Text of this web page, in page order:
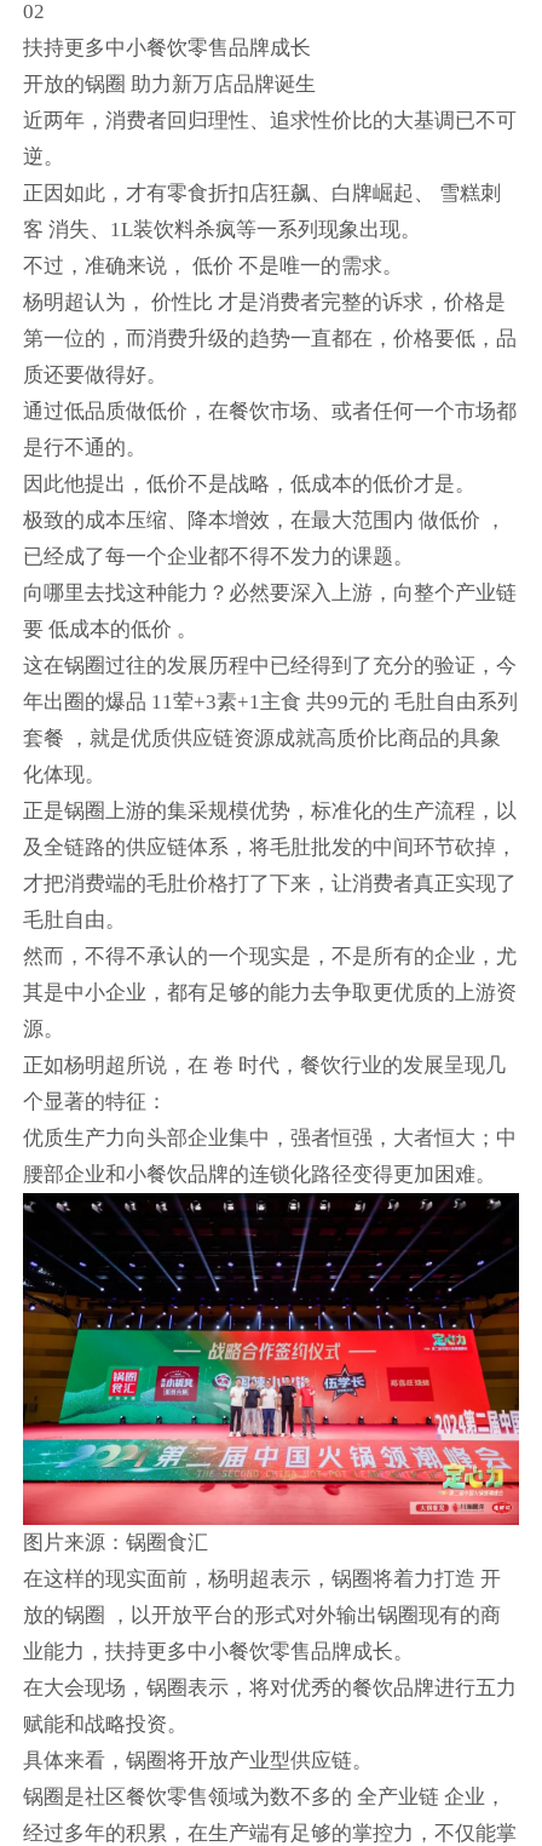
02
扶持更多中小餐饮零售品牌成长
开放的锅圈 助力新万店品牌诞生
近两年，消费者回归理性、追求性价比的大基调已不可
逆。
正因如此，才有零食折扣店狂飙、白牌崛起、 雪糕刺
客 消失、1L装饮料杀疯等一系列现象出现。
不过，准确来说， 低价 不是唯一的需求。
杨明超认为， 价性比 才是消费者完整的诉求，价格是
第一位的，而消费升级的趋势一直都在，价格要低，品
质还要做得好。
通过低品质做低价，在餐饮市场、或者任何一个市场都
是行不通的。
因此他提出，低价不是战略，低成本的低价才是。
极致的成本压缩、降本增效，在最大范围内 做低价 ，
已经成了每一个企业都不得不发力的课题。
向哪里去找这种能力？必然要深入上游，向整个产业链
要 低成本的低价 。
这在锅圈过往的发展历程中已经得到了充分的验证，今
年出圈的爆品 11荤+3素+1主食 共99元的 毛肚自由系列
套餐 ，就是优质供应链资源成就高质价比商品的具象
化体现。
正是锅圈上游的集采规模优势，标准化的生产流程，以
及全链路的供应链体系，将毛肚批发的中间环节砍掉，
才把消费端的毛肚价格打了下来，让消费者真正实现了
毛肚自由。
然而，不得不承认的一个现实是，不是所有的企业，尤
其是中小企业，都有足够的能力去争取更优质的上游资
源。
正如杨明超所说，在 卷 时代，餐饮行业的发展呈现几
个显著的特征：
优质生产力向头部企业集中，强者恒强，大者恒大；中
腰部企业和小餐饮品牌的连锁化路径变得更加困难。
图片来源：锅圈食汇
在这样的现实面前，杨明超表示，锅圈将着力打造 开
放的锅圈 ，以开放平台的形式对外输出锅圈现有的商
业能力，扶持更多中小餐饮零售品牌成长。
在大会现场，锅圈表示，将对优秀的餐饮品牌进行五力
赋能和战略投资。
具体来看，锅圈将开放产业型供应链。
锅圈是社区餐饮零售领域为数不多的 全产业链 企业，
经过多年的积累，在生产端有足够的掌控力，不仅能掌